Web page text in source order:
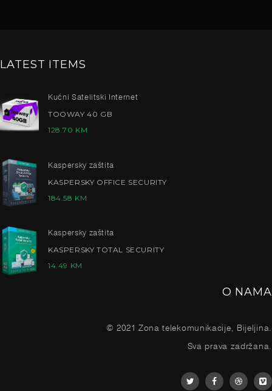
LATEST ITEMS
Kućni Satelitski Internet
TOOWAY 40 GB
128.70 KM
Kaspersky zaštita
KASPERSKY OFFICE SECURITY
184.58 KM
Kaspersky zaštita
KASPERSKY TOTAL SECURITY
14.49 KM
O NAMA
© 2021 Zona telekomunikacije, Bijeljina.
Sva prava zadržana.